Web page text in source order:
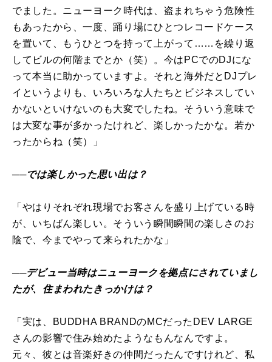
でました。ニューヨーク時代は、盗まれちゃう危険性
もあったから、一度、踊り場にひとつレコードケース
を置いて、もうひとつを持って上がって……を繰り返
してビルの何階までとか（笑）。今はPCでのDJにな
って本当に助かっていますよ。それと海外だとDJプレ
イというよりも、いろいろな人たちとビジネスしてい
かないといけないのも大変でしたね。そういう意味で
は大変な事が多かったけれど、楽しかったかな。若か
ったからね（笑）」
──では楽しかった思い出は？
「やはりそれぞれ現場でお客さんを盛り上げている時
が、いちばん楽しい。そういう瞬間瞬間の楽しさのお
陰で、今までやって来られたかな」
──デビュー当時はニューヨークを拠点にされていまし
たが、住まわれたきっかけは？
「実は、BUDDHA BRANDのMCだったDEV LARGE
さんの影響で住み始めたようなもんなんですよ。
元々、彼とは音楽好きの仲間だったんですけれど、私